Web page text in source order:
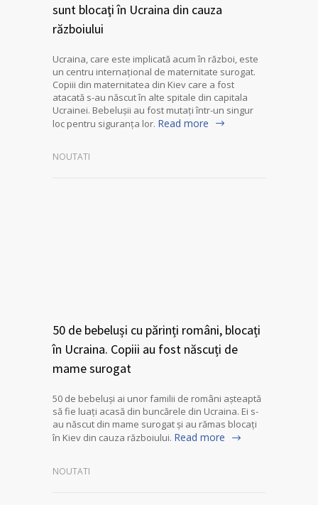
sunt blocaţi în Ucraina din cauza
războiului
Ucraina, care este implicată acum în război, este
un centru internaţional de maternitate surogat.
Copiii din maternitatea din Kiev care a fost
atacată s-au născut în alte spitale din capitala
Ucrainei. Bebelușii au fost mutaţi într-un singur
loc pentru siguranţa lor. Read more
NOUTATI
50 de bebeluși cu părinți români, blocați
în Ucraina. Copiii au fost născuți de
mame surogat
50 de bebeluși ai unor familii de români așteaptă
să fie luați acasă din buncărele din Ucraina. Ei s-
au născut din mame surogat și au rămas blocați
în Kiev din cauza războiului. Read more
NOUTATI